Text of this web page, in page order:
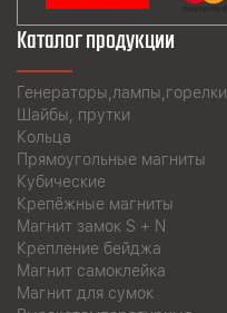
Каталог продукции
Генераторы,лампы,горелки
Шайбы, прутки
Кольца
Прямоугольные магниты
Кубические
Крепёжные магниты
Магнит замок S + N
Крепление бейджа
Магнит самоклейка
Магнит для сумок